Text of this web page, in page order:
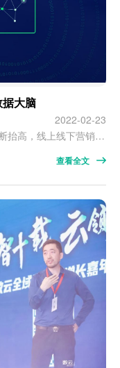
大脑
2022-02-23
随着线上流量红利消失，品牌获客成本不断抬高，线上线下营销渠道和方法也空前多样化。 消费者数据分布在不同平台、不同系统中，品牌无法完整洞悉消费者数据，无法从海量数据中建立不同渠道消费者间的联系，无法真正全面了解消费者，纷繁杂乱的数据成了摆设，无法为决策提供有效支撑。 基于此，数云研发麒麟CDP产品，拓展品牌对消费者认知广度和深度，通过数据全面洞察用户、驱动精准营销。 数云麒麟CDP，我…
查看全文